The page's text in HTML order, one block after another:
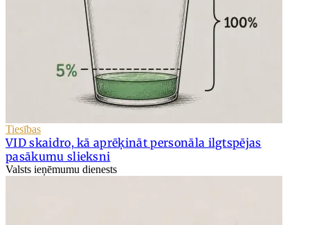
Tiesības
VID skaidro, kā aprēķināt personāla ilgtspējas
pasākumu slieksni
Valsts ieņēmumu dienests